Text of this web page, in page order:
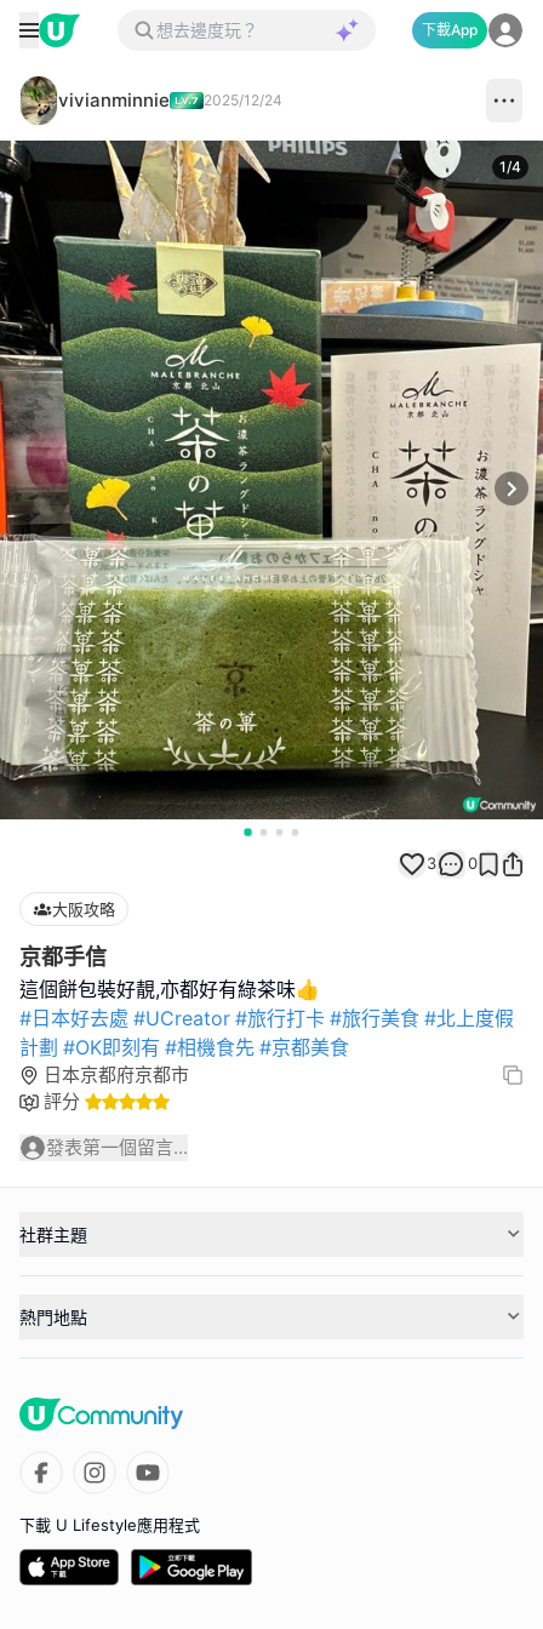
下載App
vivianminnie 2025/12/24
1/4
3 0
大阪攻略
京都手信
#日本好去處 #UCreator #旅行打卡 #旅行美食 #北上度假
計劃 #OK即刻有 #相機食先 #京都美食
日本京都府京都市
評分
發表第一個留言...
社群主題
熱門地點
下載 U Lifestyle應用程式